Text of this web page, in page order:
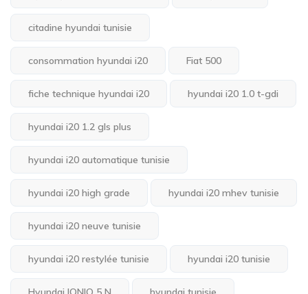
citadine hyundai tunisie
consommation hyundai i20 Fiat 500
fiche technique hyundai i20 hyundai i20 1.0 t-gdi
hyundai i20 1.2 gls plus
hyundai i20 automatique tunisie
hyundai i20 high grade hyundai i20 mhev tunisie
hyundai i20 neuve tunisie
hyundai i20 restylée tunisie hyundai i20 tunisie